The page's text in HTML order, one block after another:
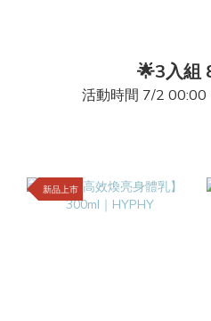
🌟3入組
活動時間 7/2
新品上市